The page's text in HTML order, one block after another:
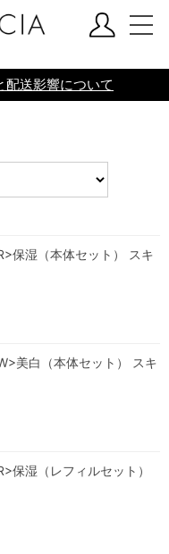
送影響について
保湿（本体セット） スキ
美白（本体セット） スキ
保湿（レフィルセット）